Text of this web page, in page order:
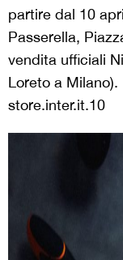
partire dal 10
Passerella,
vendita ufficiali
Loreto a
store.inter.it.10